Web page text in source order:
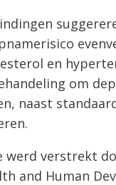
en
om
naast
verstrekt
and Human